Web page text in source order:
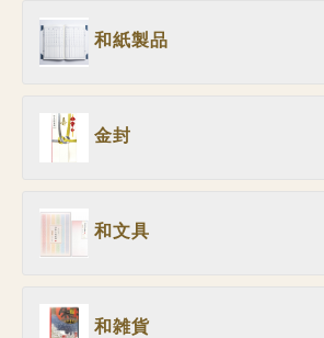
和紙製品
金封
和文具
和雑貨